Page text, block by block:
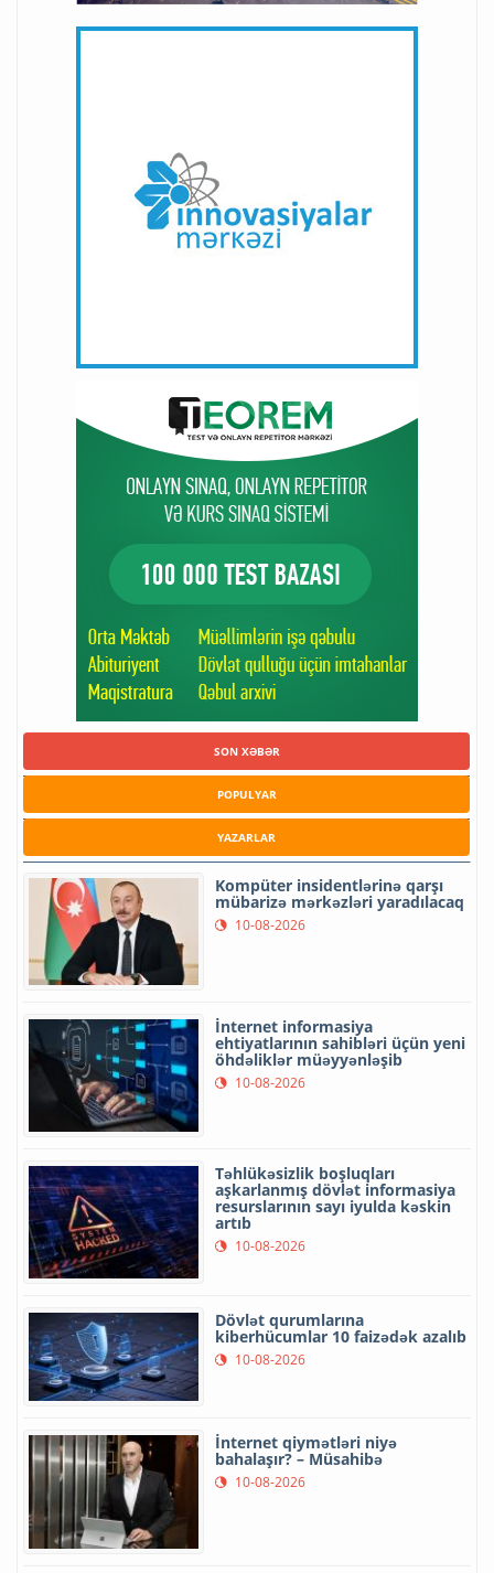
SON XƏBƏR
POPULYAR
YAZARLAR
Kompüter insidentlərinə qarşı
mübarizə mərkəzləri yaradılacaq
10-08-2026
İnternet informasiya
ehtiyatlarının sahibləri üçün yeni
öhdəliklər müəyyənləşib
10-08-2026
Təhlükəsizlik boşluqları
aşkarlanmış dövlət informasiya
resurslarının sayı iyulda kəskin
artıb
10-08-2026
Dövlət qurumlarına
kiberhücumlar 10 faizədək azalıb
10-08-2026
İnternet qiymətləri niyə
bahalaşır? – Müsahibə
10-08-2026